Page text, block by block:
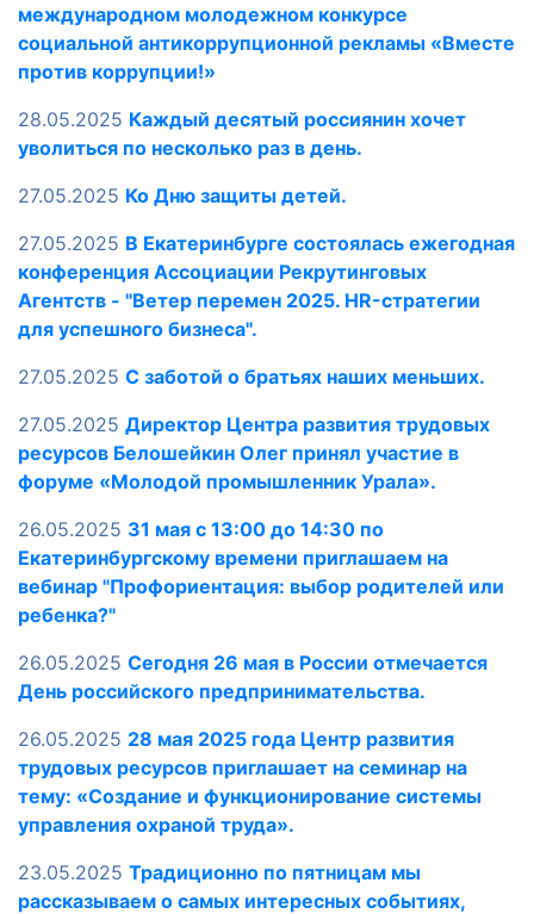
международном молодежном конкурсе
социальной антикоррупционной рекламы «Вместе
против коррупции!»
28.05.2025 Каждый десятый россиянин хочет
уволиться по несколько раз в день.
27.05.2025 Ко Дню защиты детей.
27.05.2025 В Екатеринбурге состоялась ежегодная
конференция Ассоциации Рекрутинговых
Агентств - "Ветер перемен 2025. HR-стратегии
для успешного бизнеса".
27.05.2025 С заботой о братьях наших меньших.
27.05.2025 Директор Центра развития трудовых
ресурсов Белошейкин Олег принял участие в
форуме «Молодой промышленник Урала».
26.05.2025 31 мая с 13:00 до 14:30 по
Екатеринбургскому времени приглашаем на
вебинар "Профориентация: выбор родителей или
ребенка?"
26.05.2025 Сегодня 26 мая в России отмечается
День российского предпринимательства.
26.05.2025 28 мая 2025 года Центр развития
трудовых ресурсов приглашает на семинар на
тему: «Создание и функционирование системы
управления охраной труда».
23.05.2025 Традиционно по пятницам мы
рассказываем о самых интересных событиях,